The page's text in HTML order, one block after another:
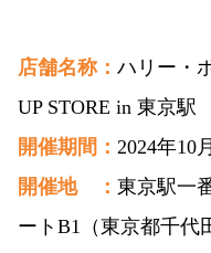
店舗名称： ハリー・
UP STORE in 東京駅
開催期間： 2024年10
開催地 ： 東京駅一
ートB1（東京都千代